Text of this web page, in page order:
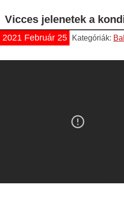
Vicces jelenetek a
2021 Február 25 Kategóriák: